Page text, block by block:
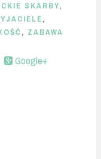
SKARBY,
,
, ZABAWA
Google+